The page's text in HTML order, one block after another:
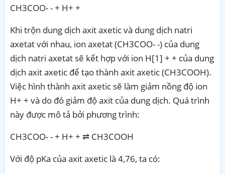
CH3COO- - + H+ +
Khi trộn dung dịch axit axetic và dung dịch natri
axetat với nhau, ion axetat (CH3COO- -) của dung
dịch natri axetat sẽ kết hợp với ion H[1] + + của dung
dịch axit axetic để tạo thành axit axetic (CH3COOH).
Việc hình thành axit axetic sẽ làm giảm nồng độ ion
H+ + và do đó giảm độ axit của dung dịch. Quá trình
này được mô tả bởi phương trình:
CH3COO- - + H+ + ⇌ CH3COOH
Với độ pKa của axit axetic là 4,76, ta có: